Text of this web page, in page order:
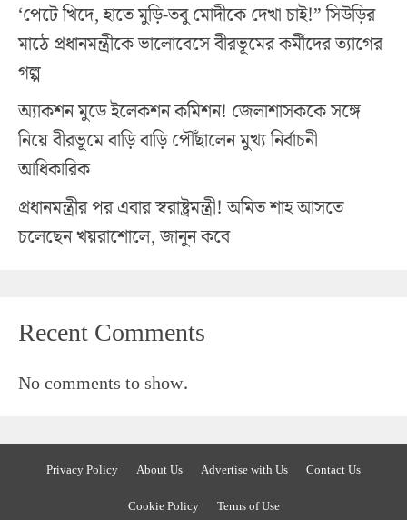
‘পেটে খিদে, হাতে মুড়ি-তবু মোদীকে দেখা চাই!” সিউড়ির
মাঠে প্রধানমন্ত্রীকে ভালোবেসে বীরভূমের কর্মীদের ত্যাগের
গল্প
অ্যাকশন মুডে ইলেকশন কমিশন! জেলাশাসককে সঙ্গে
নিয়ে বীরভূমে বাড়ি বাড়ি পৌঁছালেন মুখ্য নির্বাচনী
আধিকারিক
প্রধানমন্ত্রীর পর এবার স্বরাষ্ট্রমন্ত্রী! অমিত শাহ আসতে
চলেছেন খয়রাশোলে, জানুন কবে
Recent Comments
No comments to show.
Privacy Policy About Us Advertise with Us
Contact Us
Cookie Policy
Terms of Use